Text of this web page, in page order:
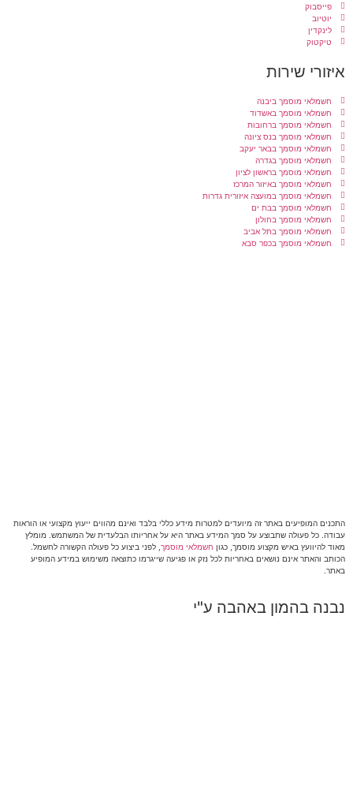
פייסבוק
יוטיוב
לינקדין
טיקטוק
איזורי שירות
חשמלאי מוסמך ביבנה
חשמלאי מוסמך באשדוד
חשמלאי מוסמך ברחובות
חשמלאי מוסמך בנס ציונה
חשמלאי מוסמך בבאר יעקב
חשמלאי מוסמך בגדרה
חשמלאי מוסמך בראשון לציון
חשמלאי מוסמך באיזור המרכז
חשמלאי מוסמך במועצה איזורית גדרות
חשמלאי מוסמך בבת ים
חשמלאי מוסמך בחולון
חשמלאי מוסמך בתל אביב
חשמלאי מוסמך בכפר סבא
התכנים המופיעים באתר זה מיועדים למטרות מידע כללי בלבד ואינם מהווים ייעוץ מקצועי או הוראות
עבודה. כל פעולה שתבוצע על סמך המידע באתר היא על אחריותו הבלעדית של המשתמש. מומלץ
מאוד להיוועץ באיש מקצוע מוסמך, כגון חשמלאי מוסמך , לפני ביצוע כל פעולה הקשורה לחשמל.
הכותב והאתר אינם נושאים באחריות לכל נזק או פגיעה שייגרמו כתוצאה משימוש במידע המופיע
באתר.
נבנה בהמון באהבה ע"י